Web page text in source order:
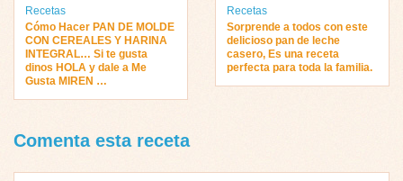
Recetas
Cómo Hacer PAN DE MOLDE
CON CEREALES Y HARINA
INTEGRAL… Si te gusta
dinos HOLA y dale a Me
Gusta MIREN …
Recetas
Sorprende a todos con este
delicioso pan de leche
casero, Es una receta
perfecta para toda la familia.
Comenta esta receta